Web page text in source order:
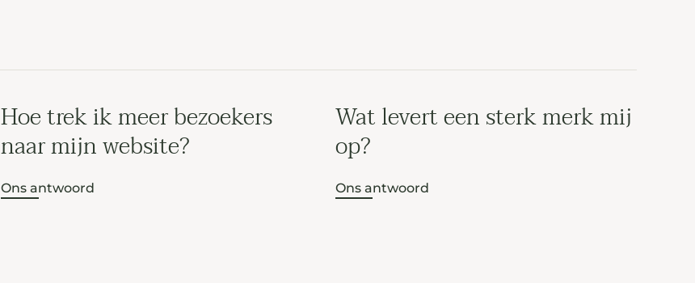
Hoe trek ik meer bezoekers
naar mijn website?
Ons antwoord
Wat levert een sterk merk mij
op?
Ons antwoord